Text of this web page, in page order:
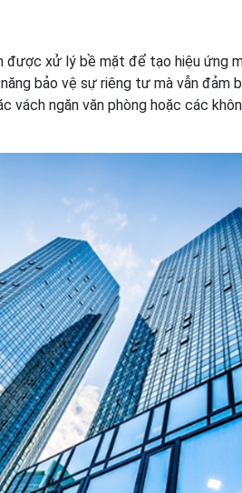
được xử lý bề mặt để tạo hiệu ứng
bảo vệ sự riêng tư mà vẫn đảm
ngăn văn phòng hoặc các